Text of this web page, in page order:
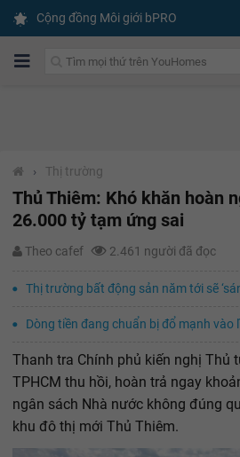
Cộng đồng Môi giới bPRO
› Thị trường
Thủ Thiêm: Khó khăn hoàn
26.000 tỷ tạm ứng sai
Theo cafef 2.461 người đã đọc
Thị trường bất động sản năm tới sẽ
Dòng tiền đang chuẩn bị đổ mạnh vào
Thanh tra Chính phủ kiến nghị Thủ
TPHCM thu hồi, hoàn trả ngay
ngân sách Nhà nước không đúng
khu đô thị mới Thủ Thiêm.
Gói dịch vụ CAM KẾT
CHO THUÊ ĐƯỢC NHÀ TRONG 2